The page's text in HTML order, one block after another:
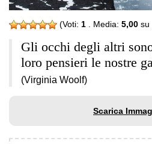
(Voti: 1 . Media: 5,00 su
Gli occhi degli altri
loro pensieri le nostre
(Virginia Woolf)
Scarica